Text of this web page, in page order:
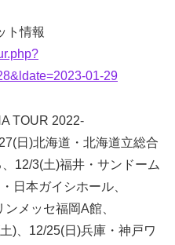
ト情報
01-29
TOUR 2022-
日)北海道・北海道立総合
12/3(土)福井・サンドーム
日本ガイシホール、
メッセ福岡A館、
)、12/25(日)兵庫・神戸ワ